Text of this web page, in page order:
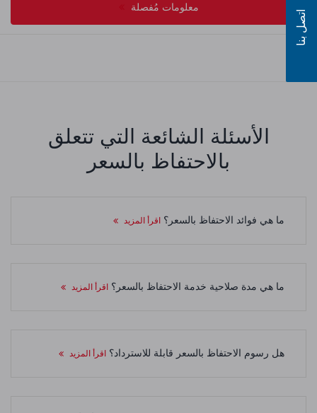
معلومات مُفصلة
الأسئلة الشائعة التي تتعلق
بالاحتفاظ بالسعر
ما هي فوائد الاحتفاظ بالسعر؟ اقرأ المزيد
ما هي مدة صلاحية خدمة الاحتفاظ بالسعر؟ اقرأ المزيد
هل رسوم الاحتفاظ بالسعر قابلة للاسترداد؟ اقرأ المزيد
اتصل بنا